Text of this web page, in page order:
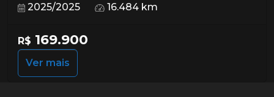
2025/2025 16.484 km
R$ 169.900
Ver mais